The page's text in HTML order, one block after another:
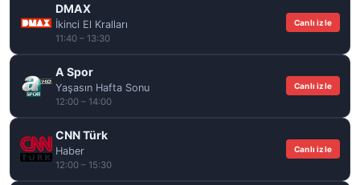
DMAX
İkinci El Kralları
11:40 – 13:30
Canlı izle
A Spor
Yaşasın Hafta Sonu
12:00 – 14:00
Canlı izle
CNN Türk
Haber
12:00 – 15:30
Canlı izle